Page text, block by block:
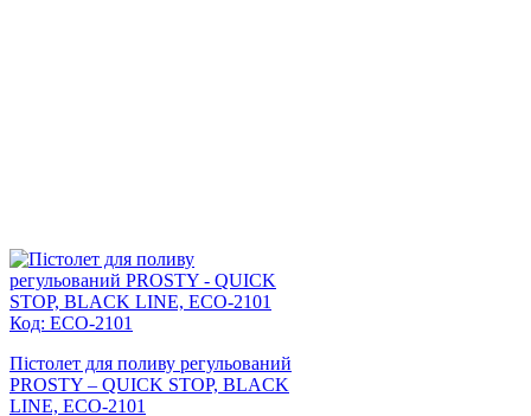
Код: ECO-2101
Пістолет для поливу регульований
PROSTY – QUICK STOP, BLACK
LINE, ECO-2101